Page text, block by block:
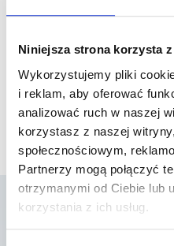
Niniejsza strona korzysta
Wykorzystujemy pliki
i reklam, aby oferować
analizować ruch w naszej
korzystasz z naszej
społecznościowym,
Partnerzy mogą połączyć
otrzymanymi od Ciebie lub
korzystania z ich usług.